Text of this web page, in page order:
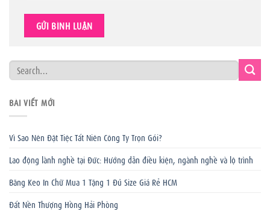
BÀI VIẾT MỚI
Vì Sao Nên Đặt Tiệc Tất Niên Công Ty Trọn Gói?
Lao động lành nghề tại Đức: Hướng dẫn điều kiện, ngành nghề và lộ trình
Băng Keo In Chữ Mua 1 Tặng 1 Đủ Size Giá Rẻ HCM
Đất Nền Thượng Hồng Hải Phòng